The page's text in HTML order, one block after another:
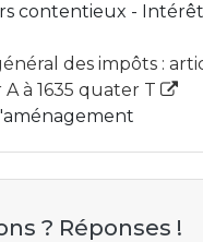
contentieux - Intérêt
des impôts :
à 1635 quater T
? Réponses !